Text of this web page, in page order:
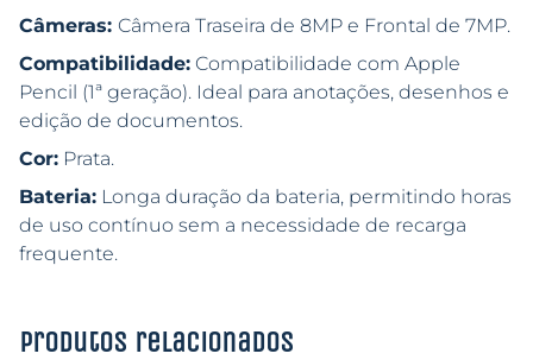
Câmeras: Câmera Traseira de 8MP e Frontal de 7MP.
Compatibilidade: Compatibilidade com Apple
Pencil (1ª geração). Ideal para anotações, desenhos e
edição de documentos.
Cor: Prata.
Bateria: Longa duração da bateria, permitindo horas
de uso contínuo sem a necessidade de recarga
frequente.
Produtos relacionados